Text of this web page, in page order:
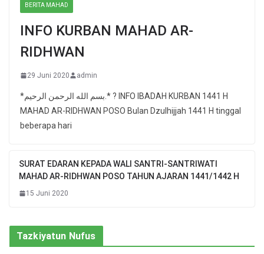
BERITA MAHAD
INFO KURBAN MAHAD AR-
RIDHWAN
29 Juni 2020 admin
*بسم الله الرحمن الرحيم.* ? INFO IBADAH KURBAN 1441 H
MAHAD AR-RIDHWAN POSO Bulan Dzulhijjah 1441 H tinggal
beberapa hari
SURAT EDARAN KEPADA WALI SANTRI-SANTRIWATI
MAHAD AR-RIDHWAN POSO TAHUN AJARAN 1441/1442 H
15 Juni 2020
Tazkiyatun Nufus